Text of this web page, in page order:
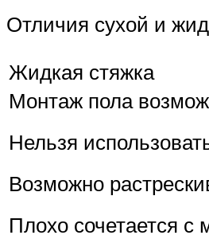
Отличия сухой и
Жидкая стяжка
Монтаж пола
Нельзя
Возможно
Плохо сочетается с